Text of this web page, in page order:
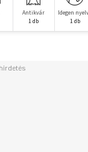
Antikvár
1 db
Idegen
1 db